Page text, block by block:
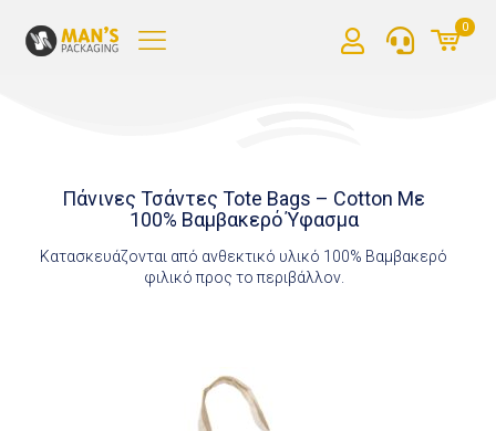
0
Πάνινες Τσάντες Tote Bags – Cotton Με
100% Βαμβακερό Ύφασμα
Kατασκευάζονται από ανθεκτικό υλικό 100% Βαμβακερό
φιλικό προς το περιβάλλον.